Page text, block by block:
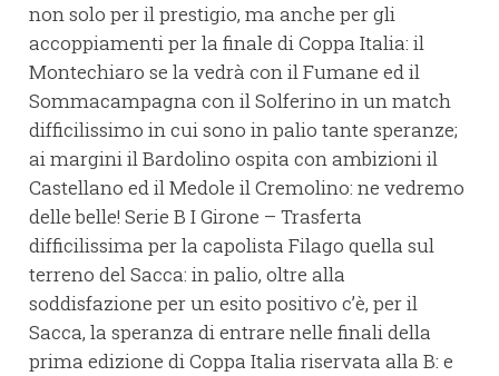
non solo per il prestigio, ma anche per gli
accoppiamenti per la finale di Coppa Italia: il
Montechiaro se la vedrà con il Fumane ed il
Sommacampagna con il Solferino in un match
difficilissimo in cui sono in palio tante speranze;
ai margini il Bardolino ospita con ambizioni il
Castellano ed il Medole il Cremolino: ne vedremo
delle belle! Serie B I Girone – Trasferta
difficilissima per la capolista Filago quella sul
terreno del Sacca: in palio, oltre alla
soddisfazione per un esito positivo c’è, per il
Sacca, la speranza di entrare nelle finali della
prima edizione di Coppa Italia riservata alla B: e